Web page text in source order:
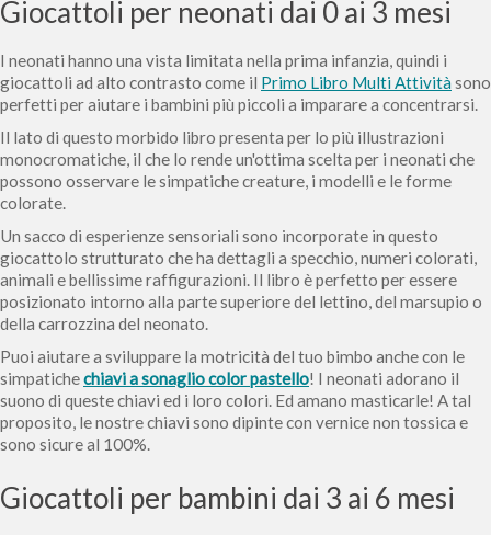
Giocattoli per neonati dai 0 ai 3 mesi
I neonati hanno una vista limitata nella prima infanzia, quindi i
giocattoli ad alto contrasto come il Primo Libro Multi Attivitàsono
perfetti per aiutare i bambini più piccoli a imparare a concentrarsi.
Il lato di questo morbido libro presenta per lo più illustrazioni
monocromatiche, il che lo rende un'ottima scelta per i neonati che
possono osservare le simpatiche creature, i modelli e le forme
colorate.
Un sacco di esperienze sensoriali sono incorporate in questo
giocattolo strutturato che ha dettagli a specchio, numeri colorati,
animali e bellissime raffigurazioni. Il libro è perfetto per essere
posizionato intorno alla parte superiore del lettino, del marsupio o
della carrozzina del neonato.
Puoi aiutare a sviluppare la motricità del tuo bimbo anche con le
simpatichechiavi a sonaglio color pastello! I neonati adorano il
suono di queste chiavi ed i loro colori. Ed amano masticarle! A tal
proposito, le nostre chiavi sono dipinte con vernice non tossica e
sono sicure al 100%.
Giocattoli per bambini dai 3 ai 6 mesi